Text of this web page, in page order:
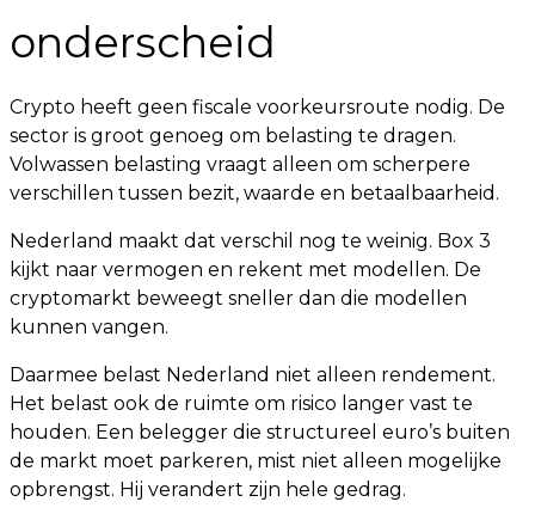
onderscheid
Crypto heeft geen fiscale voorkeursroute nodig. De
sector is groot genoeg om belasting te dragen.
Volwassen belasting vraagt alleen om scherpere
verschillen tussen bezit, waarde en betaalbaarheid.
Nederland maakt dat verschil nog te weinig. Box 3
kijkt naar vermogen en rekent met modellen. De
cryptomarkt beweegt sneller dan die modellen
kunnen vangen.
Daarmee belast Nederland niet alleen rendement.
Het belast ook de ruimte om risico langer vast te
houden. Een belegger die structureel euro’s buiten
de markt moet parkeren, mist niet alleen mogelijke
opbrengst. Hij verandert zijn hele gedrag.